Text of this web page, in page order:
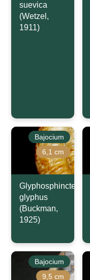
suevica
(Wetzel,
1911)
Bajocium
6,1 cm
Glyphosphinctes
glyphus
(Buckman,
1925)
Bajocium
9,5 cm